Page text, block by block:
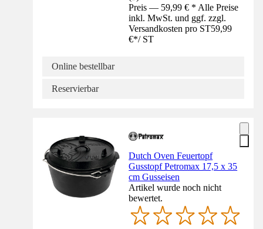
Preis — 59,99 € * Alle Preise
inkl. MwSt. und ggf. zzgl.
Versandkosten pro ST59,99
€*/ ST
Online bestellbar
Reservierbar
Dutch Oven Feuertopf
Gusstopf Petromax 17,5 x 35
cm Gusseisen
Artikel wurde noch nicht
bewertet.